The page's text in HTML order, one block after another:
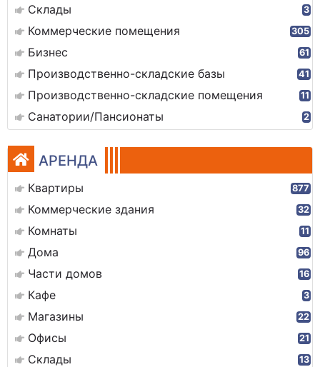
Склады 3
Коммерческие помещения 305
Бизнес 61
Производственно-складские базы 41
Производственно-складские помещения 11
Санатории/Пансионаты 2
АРЕНДА
Квартиры 877
Коммерческие здания 32
Комнаты 11
Дома 96
Части домов 16
Кафе 3
Магазины 22
Офисы 21
Склады 13